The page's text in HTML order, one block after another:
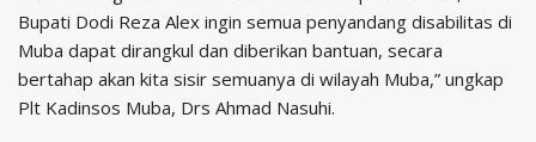
Bupati Dodi Reza Alex ingin semua penyandang disabilitas di
Muba dapat dirangkul dan diberikan bantuan, secara
bertahap akan kita sisir semuanya di wilayah Muba,” ungkap
Plt Kadinsos Muba, Drs Ahmad Nasuhi.